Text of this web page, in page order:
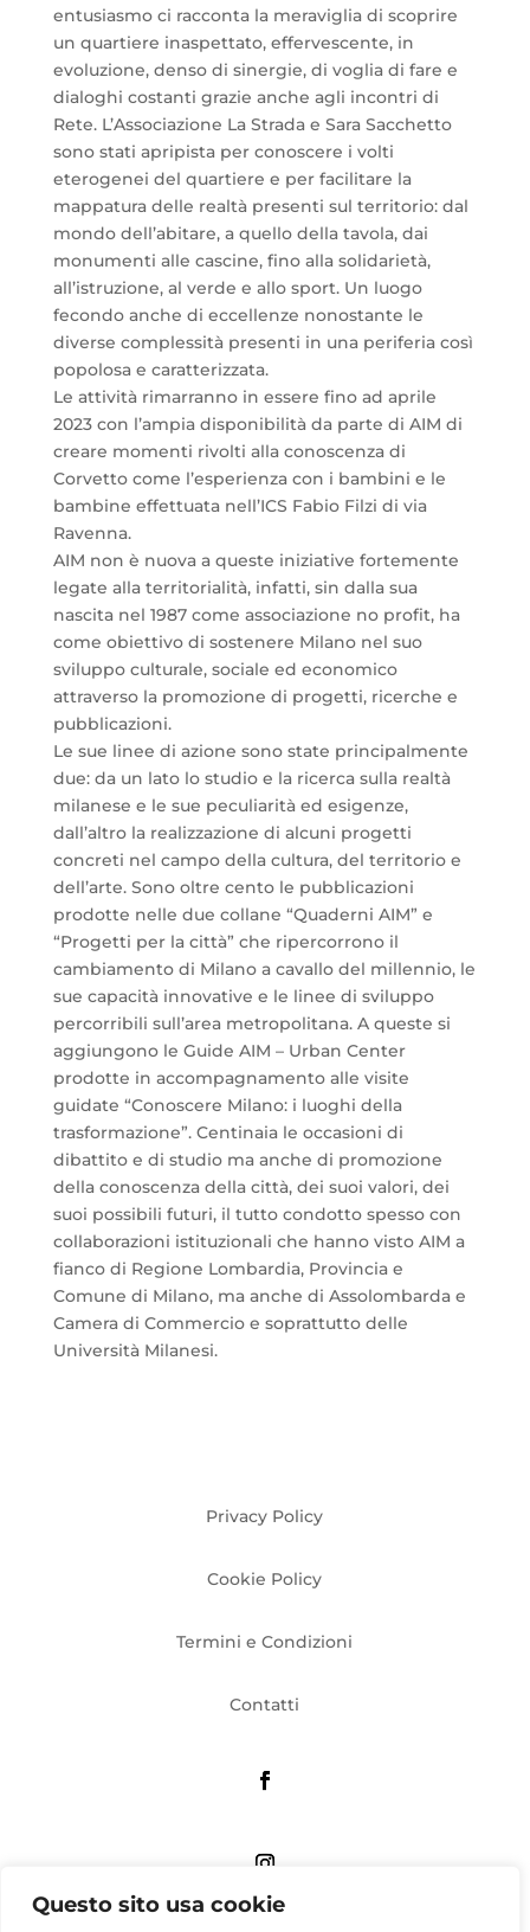
Questo sito usa cookie
entusiasmo ci racconta la meraviglia di scoprire
un quartiere inaspettato, effervescente, in
evoluzione, denso di sinergie, di voglia di fare e
dialoghi costanti grazie anche agli incontri di
Rete. L’Associazione La Strada e Sara Sacchetto
sono stati apripista per conoscere i volti
eterogenei del quartiere e per facilitare la
mappatura delle realtà presenti sul territorio: dal
mondo dell’abitare, a quello della tavola, dai
monumenti alle cascine, fino alla solidarietà,
all’istruzione, al verde e allo sport. Un luogo
fecondo anche di eccellenze nonostante le
diverse complessità presenti in una periferia così
popolosa e caratterizzata.
Le attività rimarranno in essere fino ad aprile
2023 con l’ampia disponibilità da parte di AIM di
creare momenti rivolti alla conoscenza di
Corvetto come l’esperienza con i bambini e le
bambine effettuata nell’ICS Fabio Filzi di via
Ravenna.
AIM non è nuova a queste iniziative fortemente
legate alla territorialità, infatti, sin dalla sua
nascita nel 1987 come associazione no profit, ha
come obiettivo di sostenere Milano nel suo
sviluppo culturale, sociale ed economico
attraverso la promozione di progetti, ricerche e
pubblicazioni.
Le sue linee di azione sono state principalmente
due: da un lato lo studio e la ricerca sulla realtà
milanese e le sue peculiarità ed esigenze,
dall’altro la realizzazione di alcuni progetti
concreti nel campo della cultura, del territorio e
dell’arte. Sono oltre cento le pubblicazioni
prodotte nelle due collane “Quaderni AIM” e
“Progetti per la città” che ripercorrono il
cambiamento di Milano a cavallo del millennio, le
sue capacità innovative e le linee di sviluppo
percorribili sull’area metropolitana. A queste si
aggiungono le Guide AIM – Urban Center
prodotte in accompagnamento alle visite
guidate “Conoscere Milano: i luoghi della
trasformazione”. Centinaia le occasioni di
dibattito e di studio ma anche di promozione
della conoscenza della città, dei suoi valori, dei
suoi possibili futuri, il tutto condotto spesso con
collaborazioni istituzionali che hanno visto AIM a
fianco di Regione Lombardia, Provincia e
Comune di Milano, ma anche di Assolombarda e
Camera di Commercio e soprattutto delle
Università Milanesi.
Privacy Policy
Cookie Policy
Termini e Condizioni
Contatti